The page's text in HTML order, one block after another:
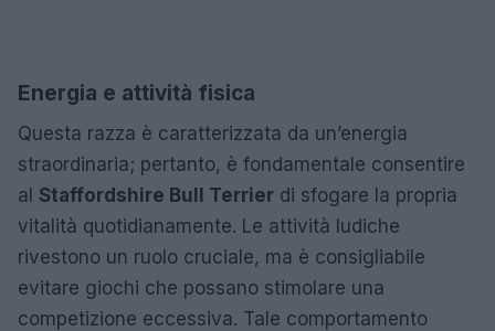
Energia e attività fisica
Questa razza è caratterizzata da un’energia
straordinaria; pertanto, è fondamentale consentire
al Staffordshire Bull Terrier di sfogare la propria
vitalità quotidianamente. Le attività ludiche
rivestono un ruolo cruciale, ma è consigliabile
evitare giochi che possano stimolare una
competizione eccessiva. Tale comportamento